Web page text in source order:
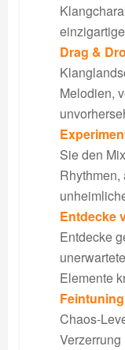
Drag &
Melodien,
Sie den
Rhythmen,
Entdecke
Entdecke
Elemente
Chaos-